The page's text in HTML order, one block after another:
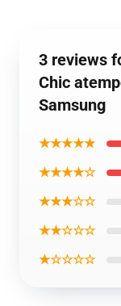
3 reviews
Chic
Samsung
★★★★★
★★★★☆
★★★☆☆
★★☆☆☆
★☆☆☆☆